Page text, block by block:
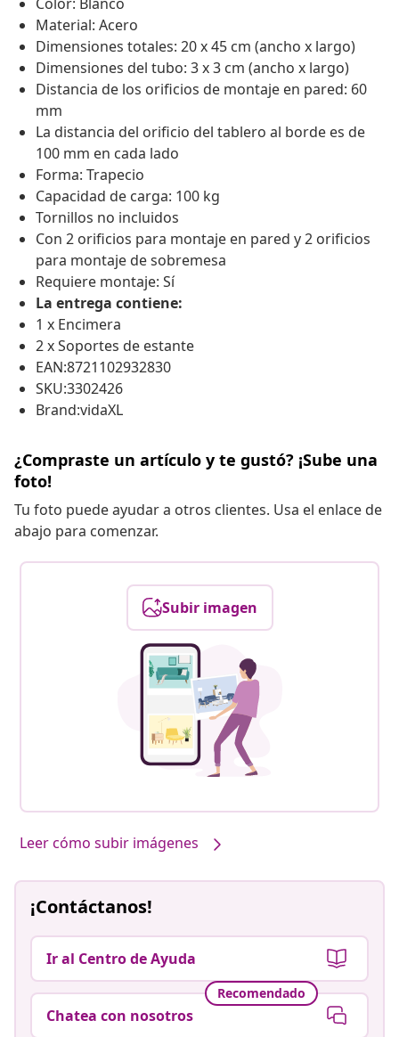
Material: Acero
Dimensiones totales: 20 x 45 cm (ancho x largo)
Dimensiones del tubo: 3 x 3 cm (ancho x largo)
Distancia de los orificios de montaje en pared: 60
mm
La distancia del orificio del tablero al borde es de
100 mm en cada lado
Forma: Trapecio
Capacidad de carga: 100 kg
Tornillos no incluidos
Con 2 orificios para montaje en pared y 2 orificios
para montaje de sobremesa
Requiere montaje: Sí
La entrega contiene:
1 x Encimera
2 x Soportes de estante
EAN:8721102932830
SKU:3302426
Brand:vidaXL
¿Compraste un artículo y te gustó? ¡Sube una
foto!
Tu foto puede ayudar a otros clientes. Usa el enlace de
abajo para comenzar.
Subir imagen
Leer cómo subir imágenes
¡Contáctanos!
Ir al Centro de Ayuda
Recomendado
Chatea con nosotros